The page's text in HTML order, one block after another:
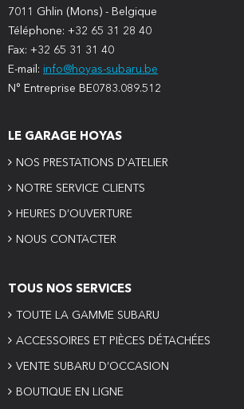
7011 Ghlin (Mons) - Belgique
Téléphone: +32 65 31 28 40
Fax: +32 65 31 31 40
E-mail: info@hoyas-subaru.be
N° Entreprise BE0783.089.512
LE GARAGE HOYAS
NOS PRESTATIONS D'ATELIER
NOTRE SERVICE CLIENTS
HEURES D’OUVERTURE
NOUS CONTACTER
TOUS NOS SERVICES
TOUTE LA GAMME SUBARU
ACCESSOIRES ET PIÈCES DÉTACHÉES
VENTE SUBARU D’OCCASION
BOUTIQUE EN LIGNE